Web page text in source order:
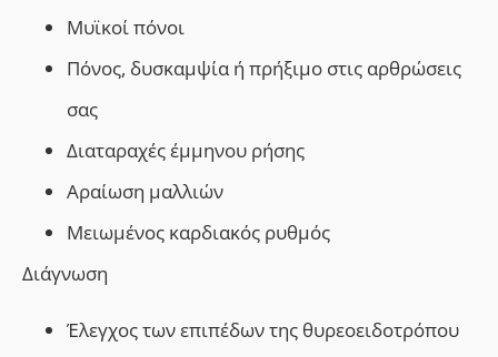
Μυϊκοί πόνοι
Πόνος, δυσκαμψία ή πρήξιμο στις αρθρώσεις
σας
Διαταραχές έμμηνου ρήσης
Αραίωση μαλλιών
Μειωμένος καρδιακός ρυθμός
Διάγνωση
Έλεγχος των επιπέδων της θυρεοειδοτρόπου